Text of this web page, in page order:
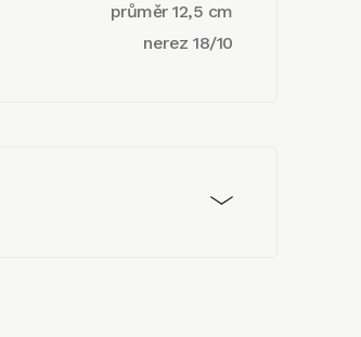
průměr 12,5 cm
nerez 18/10